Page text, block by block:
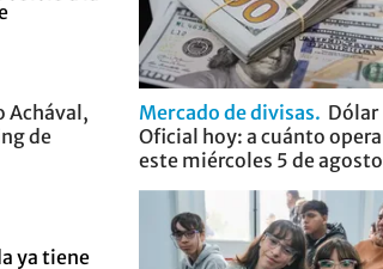
Achával,
de
Mercado de divisas
Dólar
Oficial hoy: a cuánto opera
este miércoles 5 de agosto